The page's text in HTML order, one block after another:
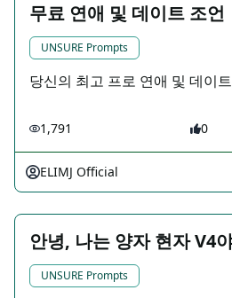
무료 연애 및 데이트 조언
UNSURE Prompts
당신의 최고 프로 연애 및 데이
1,791 0
ELIMJ Official
안녕, 나는 양자 현자 V4
UNSURE Prompts